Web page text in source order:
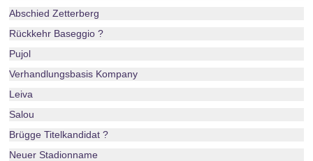
Abschied Zetterberg
Rückkehr Baseggio ?
Pujol
Verhandlungsbasis Kompany
Leiva
Salou
Brügge Titelkandidat ?
Neuer Stadionname